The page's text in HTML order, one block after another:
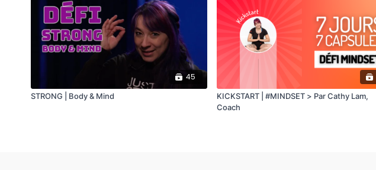
45
STRONG | Body & Mind
KICKSTART | #MINDSET > Par Cathy Lam,
Coach